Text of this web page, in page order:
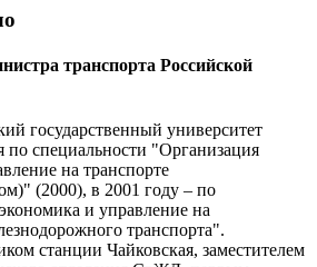
транспорта Российской
государственный университет
по специальности "Организация
на транспорте
(2000), в 2001 году – по
и управление на
транспорта".
станции Чайковская, заместителем